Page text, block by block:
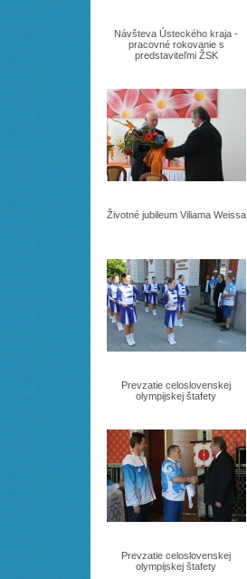
Návšteva Ústeckého kraja -
pracovné rokovanie s
predstaviteľmi ŽSK
Životné jubileum Viliama Weissa
Prevzatie celoslovenskej
olympijskej štafety
Prevzatie celoslovenskej
olympijskej štafety